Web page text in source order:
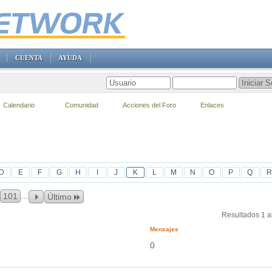
D E F G H J K L M N O P Q R
101 Último
Resultados 1
Mensajes
0
CUENTA AYUDA
Calendario Comunidad Acciones del Foro Enlaces